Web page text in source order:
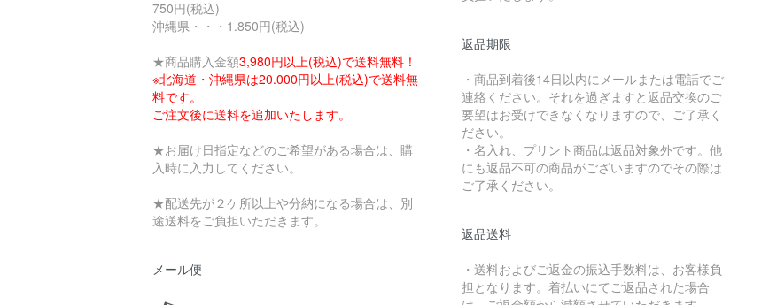
750円(税込)
沖縄県・・・1.850円(税込)
★商品購入金額3,980円以上(税込)で送料無料！
※北海道・沖縄県は20.000円以上(税込)で送料無
料です。
ご注文後に送料を追加いたします。
★お届け日指定などのご希望がある場合は、購
入時に入力してください。
★配送先が２ケ所以上や分納になる場合は、別
途送料をご負担いただきます。
メール便
返品期限
・商品到着後14日以内にメールまたは電話でご
連絡ください。それを過ぎますと返品交換のご
要望はお受けできなくなりますので、ご了承く
ださい。
・名入れ、プリント商品は返品対象外です。他
にも返品不可の商品がございますのでその際は
ご了承ください。
返品送料
・送料およびご返金の振込手数料は、お客様負
担となります。着払いにてご返品された場合